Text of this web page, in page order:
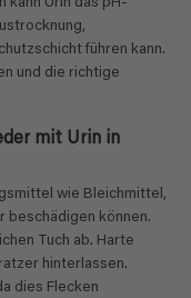
führen kann.
und die richtige
mit Urin in
wie Bleichmittel,
beschädigen können.
Tuch ab. Harte
hinterlassen.
dies Flecken